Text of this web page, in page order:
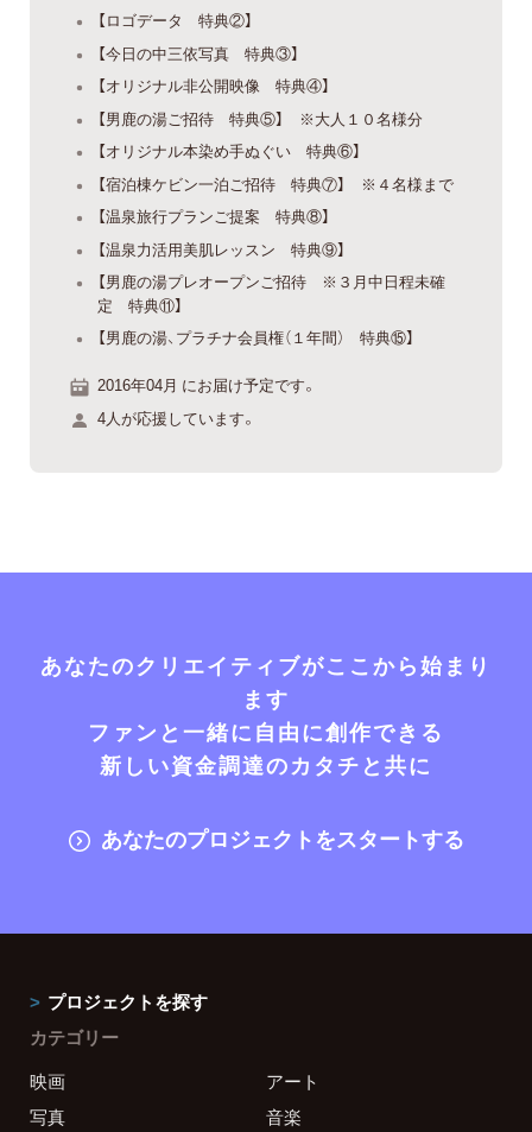
【ロゴデータ 特典②】
【今日の中三依写真 特典③】
【オリジナル非公開映像 特典④】
【男鹿の湯ご招待 特典⑤】 ※大人１０名様分
【オリジナル本染め手ぬぐい 特典⑥】
【宿泊棟ケビン一泊ご招待 特典⑦】 ※４名様まで
【温泉旅行プランご提案 特典⑧】
【温泉力活用美肌レッスン 特典⑨】
【男鹿の湯プレオープンご招待 ※３月中日程未確
定 特典⑪】
【男鹿の湯、プラチナ会員権（１年間） 特典⑮】
2016年04月 にお届け予定です。
4人が応援しています。
あなたのクリエイティブがここから始まり
ます
ファンと一緒に自由に創作できる
新しい資金調達のカタチと共に
あなたのプロジェクトをスタートする
プロジェクトを探す
カテゴリー
映画
アート
写真
音楽